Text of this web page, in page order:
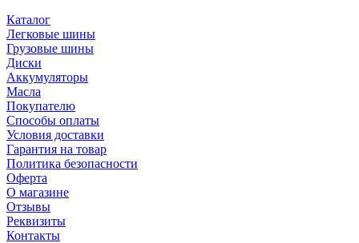
Каталог
Легковые шины
Грузовые шины
Диски
Аккумуляторы
Масла
Покупателю
Способы оплаты
Условия доставки
Гарантия на товар
Политика безопасности
Оферта
О магазине
Отзывы
Реквизиты
Контакты